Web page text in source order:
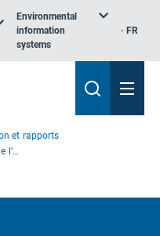
Environmental
information
systems
FR
et rapports
Agriculture de conservation: Faire de l’atténuation du changement climatique et de l’adaptation au changement climatique une réalité en Europe